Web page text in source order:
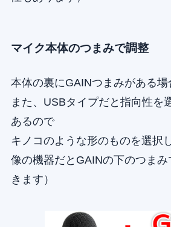
マイク本体のつまみで調整
本体の裏にGAINつまみがある場
また、USBタイプだと指向性を
あるので
キノコのような形のものを選択
像の機器だとGAINの下のつま
きます）